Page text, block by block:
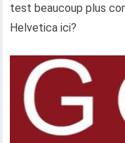
test beaucoup plus
Helvetica ici?